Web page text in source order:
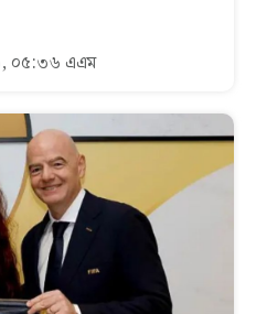
০৫:৩৬ এএম